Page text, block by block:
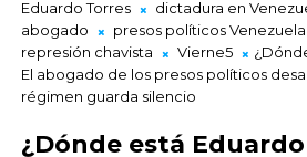
Eduardo Torres
dictadura en
abogado
presos políticos Venezuela
represión chavista
Vierne5
El abogado de los presos políticos
régimen guarda silencio
¿Dónde está